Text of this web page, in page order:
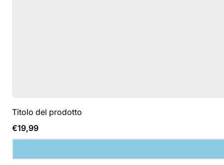
Titolo del prodotto
Prezzo
normale
€19,99